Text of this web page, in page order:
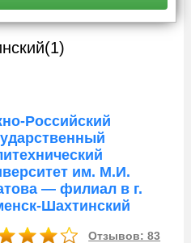
(1)
Российский
им. М.И.
— филиал в г.
Шахтинский
Отзывов: 83